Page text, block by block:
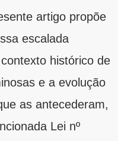
artigo propõe
escalada
histórico de
e a evolução
as antecederam,
Lei nº